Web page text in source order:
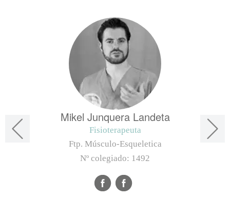
Mikel Junquera Landeta
Fisioterapeuta
Ftp. Músculo-Esqueletica
Nº colegiado: 1492